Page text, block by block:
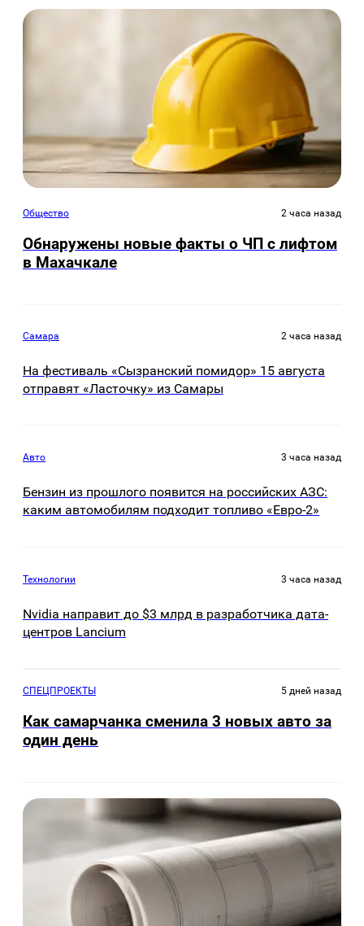
Общество 2 часа назад
Обнаружены новые факты о ЧП с лифтом
в Махачкале
Самара 2 часа назад
На фестиваль «Сызранский помидор» 15 августа
отправят «Ласточку» из Самары
Авто 3 часа назад
Бензин из прошлого появится на российских АЗС:
каким автомобилям подходит топливо «Евро-2»
Технологии 3 часа назад
Nvidia направит до $3 млрд в разработчика дата-
центров Lancium
СПЕЦПРОЕКТЫ 5 дней назад
Как самарчанка сменила 3 новых авто за
один день